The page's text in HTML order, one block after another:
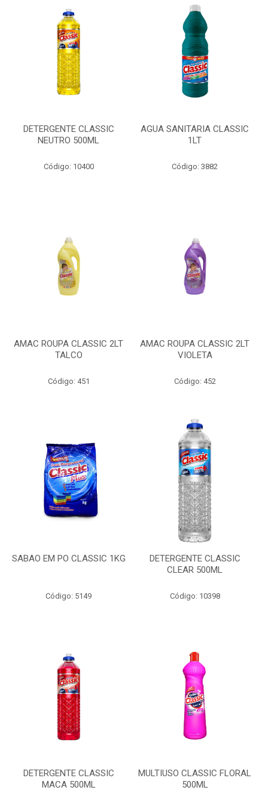
DETERGENTE CLASSIC
NEUTRO 500ML
Código: 10400
AGUA SANITARIA CLASSIC
1LT
Código: 3882
AMAC ROUPA CLASSIC 2LT
TALCO
Código: 451
AMAC ROUPA CLASSIC 2LT
VIOLETA
Código: 452
SABAO EM PO CLASSIC 1KG
Código: 5149
DETERGENTE CLASSIC
CLEAR 500ML
Código: 10398
DETERGENTE CLASSIC
MACA 500ML
MULTIUSO CLASSIC FLORAL
500ML